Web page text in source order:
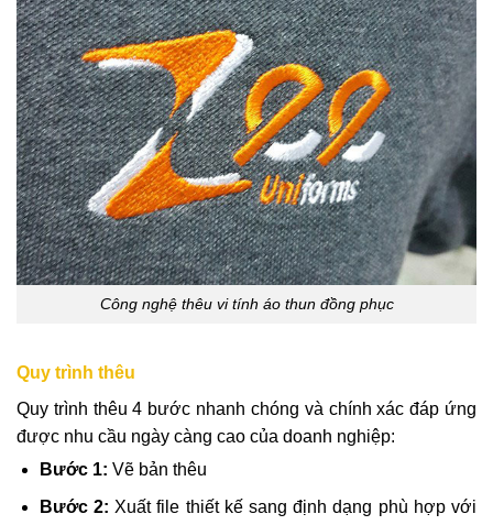
Công nghệ thêu vi tính áo thun đồng phục
Quy trình thêu
Quy trình thêu 4 bước nhanh chóng và chính xác đáp ứng
được nhu cầu ngày càng cao của doanh nghiệp:
Bước 1: Vẽ bản thêu
Bước 2: Xuất file thiết kế sang định dạng phù hợp với